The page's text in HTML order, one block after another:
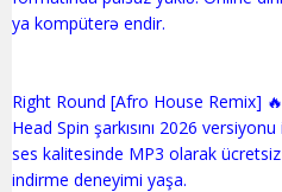
ya kompüterə endir.
Right Round [Afro House Remix]
Head Spin şarkısını 2026
ses kalitesinde MP3 olarak
indirme deneyimi yaşa.